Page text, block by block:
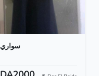
سواري